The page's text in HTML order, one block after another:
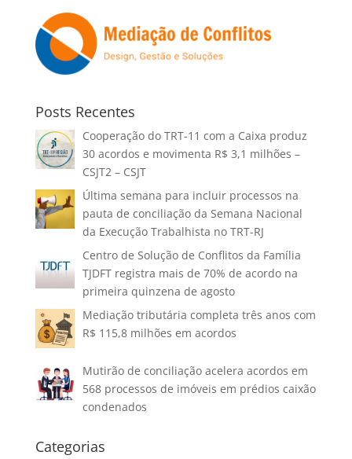
Posts Recentes
Cooperação do TRT-11 com a Caixa produz
30 acordos e movimenta R$ 3,1 milhões –
CSJT2 – CSJT
Última semana para incluir processos na
pauta de conciliação da Semana Nacional
da Execução Trabalhista no TRT-RJ
Centro de Solução de Conflitos da Família
TJDFT registra mais de 70% de acordo na
primeira quinzena de agosto
Mediação tributária completa três anos com
R$ 115,8 milhões em acordos
Mutirão de conciliação acelera acordos em
568 processos de imóveis em prédios caixão
condenados
Categorias